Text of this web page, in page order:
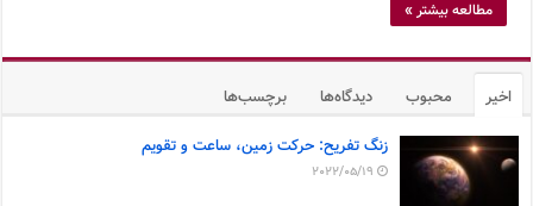
مطالعه بیشتر »
اخیر محبوب دیدگاه‌ها برچسب‌ها
زنگ تفریح: حرکت زمین، ساعت و تقویم
2022/05/19